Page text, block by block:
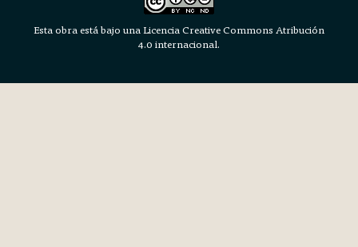
Esta obra está bajo una Licencia Creative Commons Atribución
4.0 internacional.